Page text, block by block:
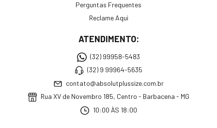
Perguntas Frequentes
Reclame Aqui
ATENDIMENTO:
(32) 99958-5483
(32) 9 99964-5635
contato@absolutplussize.com.br
Rua XV de Novembro 185, Centro - Barbacena - MG
10:00 ÀS 18:00